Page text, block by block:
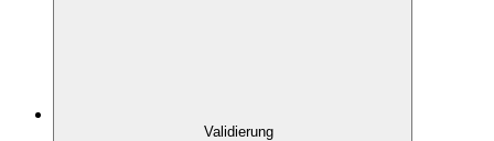
Validierung